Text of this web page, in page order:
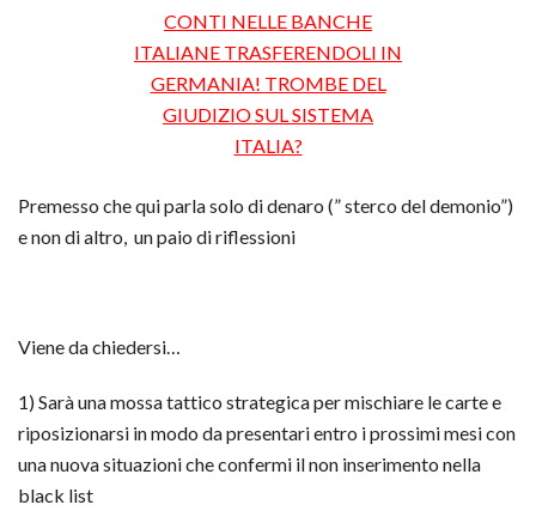
Premesso che qui parla solo di denaro (” sterco del demonio”)
e non di altro, un paio di riflessioni
Viene da chiedersi…
1) Sarà una mossa tattico strategica per mischiare le carte e
riposizionarsi in modo da presentari entro i prossimi mesi con
una nuova situazioni che confermi il non inserimento nella
black list